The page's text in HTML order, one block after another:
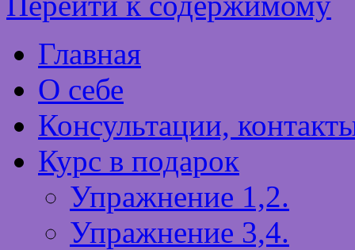
Главная
О себе
Консультации,
Курс в подарок
Упражнение 1,2.
Упражнение 3,4.